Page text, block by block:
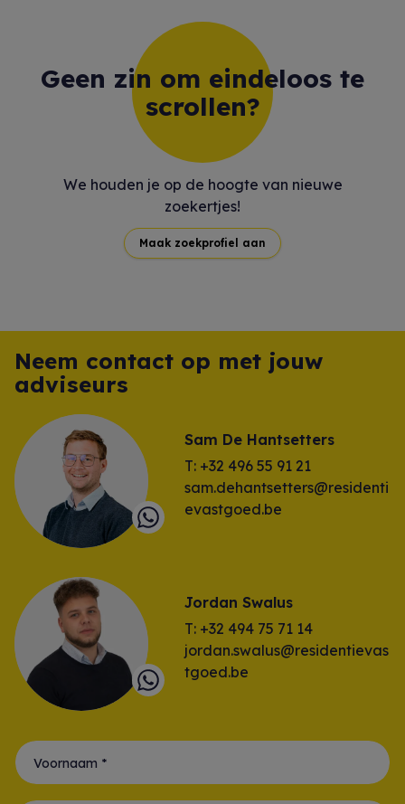
Geen zin om eindeloos te
scrollen?
We houden je op de hoogte van nieuwe
zoekertjes!
Maak zoekprofiel aan
Neem contact op met jouw
adviseurs
Sam De Hantsetters
T: +32 496 55 91 21
sam.dehantsetters@residenti
evastgoed.be
Jordan Swalus
T: +32 494 75 71 14
jordan.swalus@residentievas
tgoed.be